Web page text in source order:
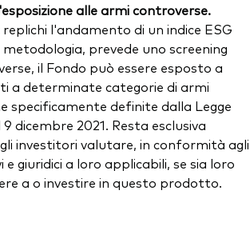
alle armi controverse.
l'andamento di un indice ESG
prevede uno screening
il Fondo può essere esposto a
a determinate categorie di armi
specificamente definite dalla Legge
dicembre 2021. Resta esclusiva
investitori valutare, in conformità agli
giuridici a loro applicabili, se sia loro
a o investire in questo prodotto.